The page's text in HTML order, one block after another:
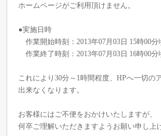
ホームページがご利用頂けません。
●実施日時
作業開始時刻：2013年07月03日 15時00分
作業終了時刻：2013年07月03日 16時00分
これにより30分～1時間程度、HPへ一切の
出来なくなります。
お客様にはご不便をおかけいたしますが、
何卒ご理解いただきますようお願い申し上